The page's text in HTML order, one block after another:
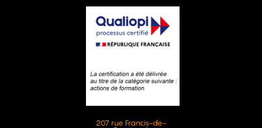
207 rue Francis-de-